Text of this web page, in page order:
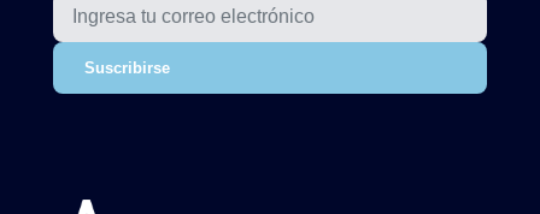
Suscribirse